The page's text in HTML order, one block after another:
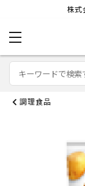
株
調理食品